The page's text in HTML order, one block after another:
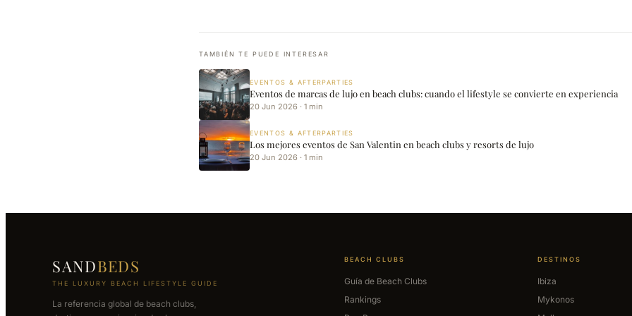
TAMBIÉN TE PUEDE INTERESAR
EVENTOS & AFTERPARTIES
Eventos de marcas de lujo en beach clubs: cuando el lifestyle se convierte en experiencia
20 Jun 2026 · 1 min
EVENTOS & AFTERPARTIES
Los mejores eventos de San Valentin en beach clubs y resorts de lujo
20 Jun 2026 · 1 min
SANDBEDS
THE LUXURY BEACH LIFESTYLE GUIDE
La referencia global de beach clubs,
BEACH CLUBS
Guía de Beach Clubs
Rankings
DESTINOS
Ibiza
Mykonos